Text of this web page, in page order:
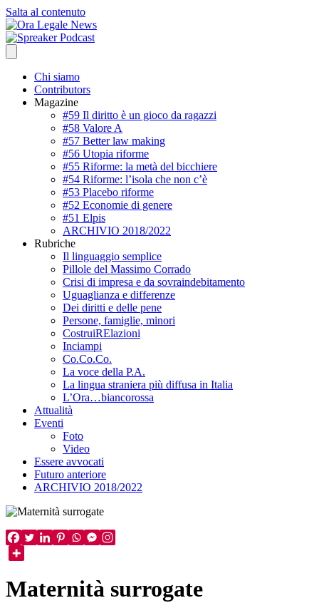
Salta al contenuto
Chi siamo
Contributors
Magazine
#59 Il diritto è un gioco da ragazzi
#58 Valore A
#57 Better law making
#56 Utopia riforme
#55 Riforme: la metà del bicchiere
#54 Riforme: l’isola che non c’è
#53 Placebo riforme
#52 Economie di genere
#51 Elpis
ARCHIVIO 2018/2022
Rubriche
Il linguaggio semplice
Pillole del Massimo Corrado
Crisi di impresa e da sovraindebitamento
Uguaglianza e differenze
Dei diritti e delle pene
Persone, famiglie, minori
CostruiRElazioni
Inciampi
Co.Co.Co.
La voce della P.A.
La lingua straniera più diffusa in Italia
L’Ora…biancorossa
Attualità
Eventi
Foto
Video
Essere avvocati
Futuro anteriore
ARCHIVIO 2018/2022
Maternità surrogate